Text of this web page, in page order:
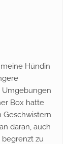
Hündin
Box hatte
daran, auch
zu